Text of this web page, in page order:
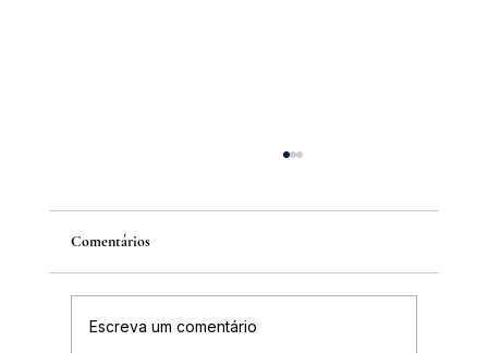
Comentários
Escreva um comentário